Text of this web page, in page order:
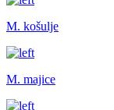
M. košulje
M. majice